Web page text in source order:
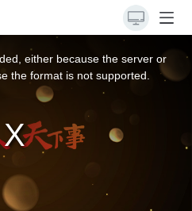
either because the server or
the format is not supported.